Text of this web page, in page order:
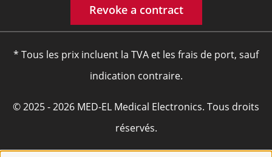
Revoke a contract
* Tous les prix incluent la TVA et les frais de port, sauf
indication contraire.
© 2025 - 2026 MED-EL Medical Electronics. Tous droits
réservés.